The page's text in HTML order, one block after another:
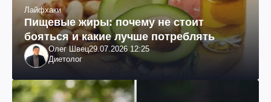
Лайфхаки
Пищевые жиры: почему не стоит
бояться и какие лучше потреблять
Олег Швец29.07.2026 12:25
Диетолог